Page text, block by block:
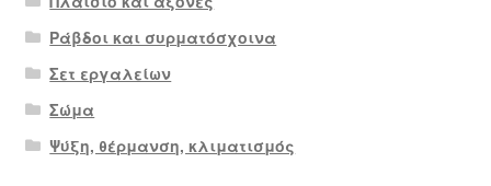
Ράβδοι και συρματόσχοινα
Σετ εργαλείων
Σώμα
Ψύξη, θέρμανση, κλιματισμός